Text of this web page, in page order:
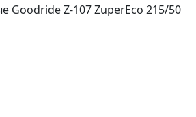
Goodride Z-107 ZuperEco 215/50